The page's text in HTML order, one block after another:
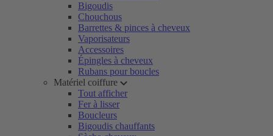
Bigoudis
Chouchous
Barrettes & pinces à cheveux
Vaporisateurs
Accessoires
Épingles à cheveux
Rubans pour boucles
Matériel coiffure
Tout afficher
Fer à lisser
Boucleurs
Bigoudis chauffants